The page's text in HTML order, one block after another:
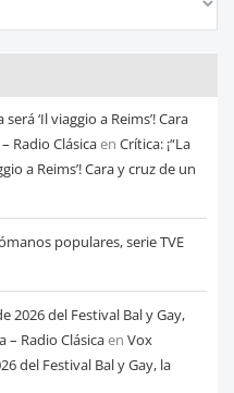
‘Il viaggio a Reims’! Cara
Radio Clásicaen Crítica: ¡“La
a Reims’! Cara y cruz de un
populares, serie TVE
2026 del Festival Bal y Gay,
– Radio Clásicaen Vox
del Festival Bal y Gay, la